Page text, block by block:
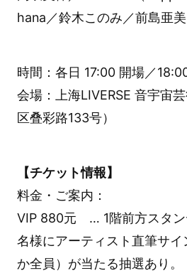
hana／鈴木このみ／前島亜美
時間：各日 17:00 開場／
会場：上海LIVERSE 音宇宙
区叠彩路133号）
【チケット情報】
料金・ご案内：
VIP 880元 … 1階前方スタン
名様にアーティスト直筆サイ
か全員）が当たる抽選あり。